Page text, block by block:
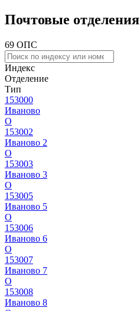
Почтовые отделения
69 ОПС
Индекс
Отделение
Тип
153000
Иваново
О
153002
Иваново 2
О
153003
Иваново 3
О
153005
Иваново 5
О
153006
Иваново 6
О
153007
Иваново 7
О
153008
Иваново 8